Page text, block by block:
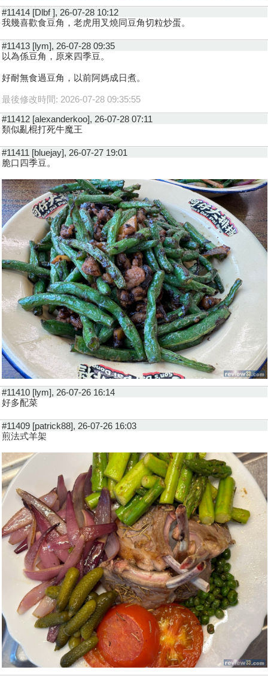
#11414 [Dlbf ], 26-07-28 10:12
我幾喜歡食豆角，老虎用叉燒同豆角切粒炒蛋。
#11413 [lym], 26-07-28 09:35
以為係豆角，原來四季豆。
好耐無食過豆角，以前阿媽成日煮。
最後修改時間: 2026-07-28 09:35:55
#11412 [alexanderkoo], 26-07-28 07:11
類似亂棍打死牛魔王
#11411 [bluejay], 26-07-27 19:01
脆口四季豆。
#11410 [lym], 26-07-26 16:14
好多配菜
#11409 [patrick88], 26-07-26 16:03
煎法式羊架